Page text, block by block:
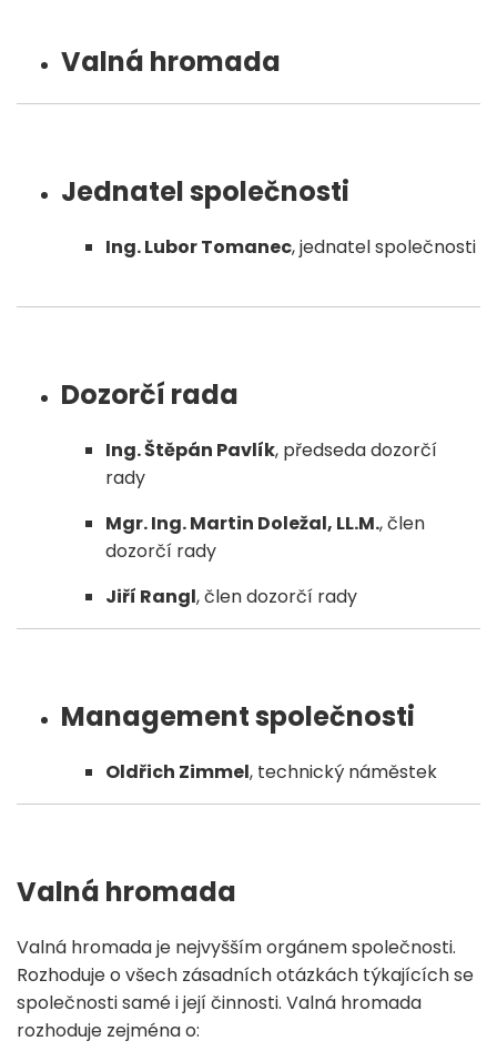
Valná hromada
Jednatel společnosti
Ing. Lubor Tomanec, jednatel společnosti
Dozorčí rada
Ing. Štěpán Pavlík, předseda dozorčí
rady
Mgr. Ing. Martin Doležal, LL.M., člen
dozorčí rady
Jiří Rangl, člen dozorčí rady
Management společnosti
Oldřich Zimmel, technický náměstek
Valná hromada
Valná hromada je nejvyšším orgánem společnosti.
Rozhoduje o všech zásadních otázkách týkajících se
společnosti samé i její činnosti. Valná hromada
rozhoduje zejména o: